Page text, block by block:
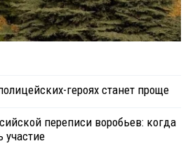
героях станет проще
переписи воробьев: когда
участие